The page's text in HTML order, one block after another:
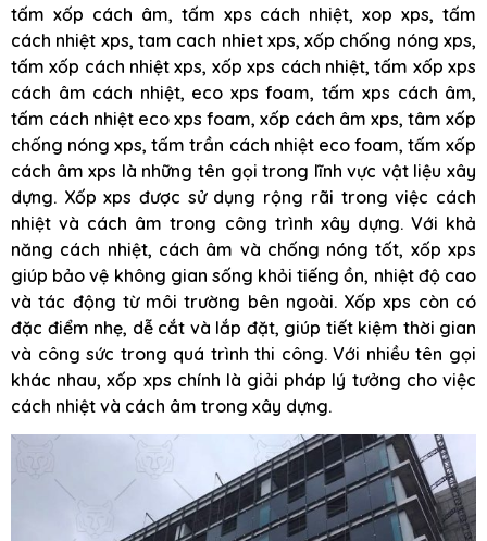
tấm xốp cách âm, tấm xps cách nhiệt, xop xps, tấm
cách nhiệt xps, tam cach nhiet xps, xốp chống nóng xps,
tấm xốp cách nhiệt xps, xốp xps cách nhiệt, tấm xốp xps
cách âm cách nhiệt, eco xps foam, tấm xps cách âm,
tấm cách nhiệt eco xps foam, xốp cách âm xps, tâm xốp
chống nóng xps, tấm trần cách nhiệt eco foam, tấm xốp
cách âm xps là những tên gọi trong lĩnh vực vật liệu xây
dựng. Xốp xps được sử dụng rộng rãi trong việc cách
nhiệt và cách âm trong công trình xây dựng. Với khả
năng cách nhiệt, cách âm và chống nóng tốt, xốp xps
giúp bảo vệ không gian sống khỏi tiếng ồn, nhiệt độ cao
và tác động từ môi trường bên ngoài. Xốp xps còn có
đặc điểm nhẹ, dễ cắt và lắp đặt, giúp tiết kiệm thời gian
và công sức trong quá trình thi công. Với nhiều tên gọi
khác nhau, xốp xps chính là giải pháp lý tưởng cho việc
cách nhiệt và cách âm trong xây dựng.